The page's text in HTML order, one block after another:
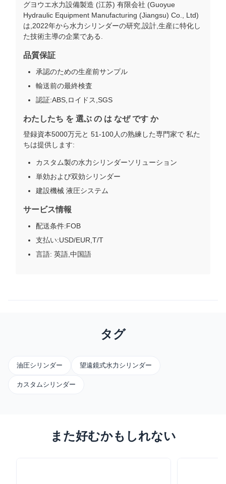
グヨウエ水力設備製造 (江苏) 有限会社 (Guoyue
Hydraulic Equipment Manufacturing (Jiangsu) Co., Ltd)
は,2022年から水力シリンダーの研究,設計,生産に特化し
た技術主導の企業である.
品質保証
承認のための生産前サンプル
輸送前の最終検査
認証:ABS,ロイドス,SGS
わたしたち を 選ぶ の は なぜ です か
登録資本5000万元と 51-100人の熟練した専門家で 私た
ちは提供します:
カスタム製の水力シリンダーソリューション
単効および双効シリンダー
建設機械 液圧システム
サービス情報
配送条件:FOB
支払い:USD/EUR,T/T
言語: 英語,中国語
タグ
油圧シリンダー 望遠鏡式水力シリンダー
カスタムシリンダー
また好むかもしれない